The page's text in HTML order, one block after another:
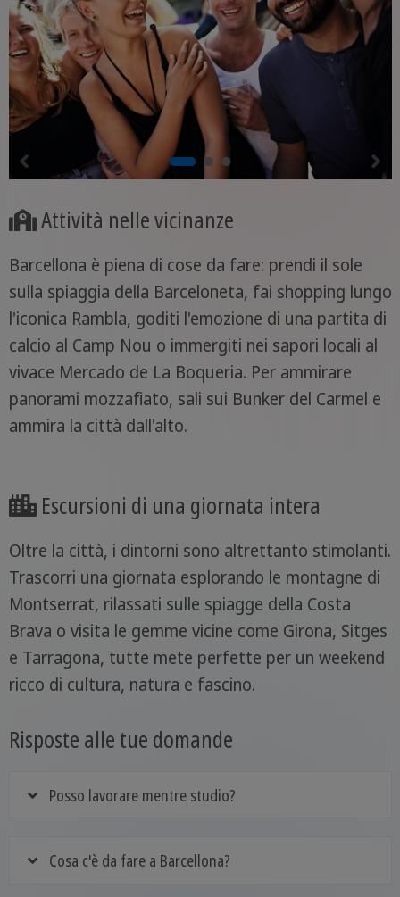
Attività nelle vicinanze
Barcellona è piena di cose da fare: prendi il sole
sulla spiaggia della Barceloneta, fai shopping lungo
l'iconica Rambla, goditi l'emozione di una partita di
calcio al Camp Nou o immergiti nei sapori locali al
vivace Mercado de La Boqueria. Per ammirare
panorami mozzafiato, sali sui Bunker del Carmel e
ammira la città dall'alto.
Escursioni di una giornata intera
Oltre la città, i dintorni sono altrettanto stimolanti.
Trascorri una giornata esplorando le montagne di
Montserrat, rilassati sulle spiagge della Costa
Brava o visita le gemme vicine come Girona, Sitges
e Tarragona, tutte mete perfette per un weekend
ricco di cultura, natura e fascino.
Risposte alle tue domande
Posso lavorare mentre studio?
Cosa c'è da fare a Barcellona?